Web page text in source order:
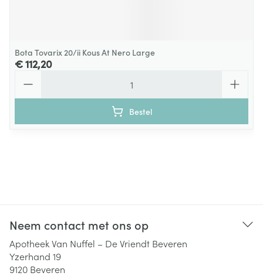
Bota Tovarix 20/ii Kous At Nero Large
€ 112,20
Bestel
Neem contact met ons op
Apotheek Van Nuffel – De Vriendt Beveren
Yzerhand 19
9120 Beveren